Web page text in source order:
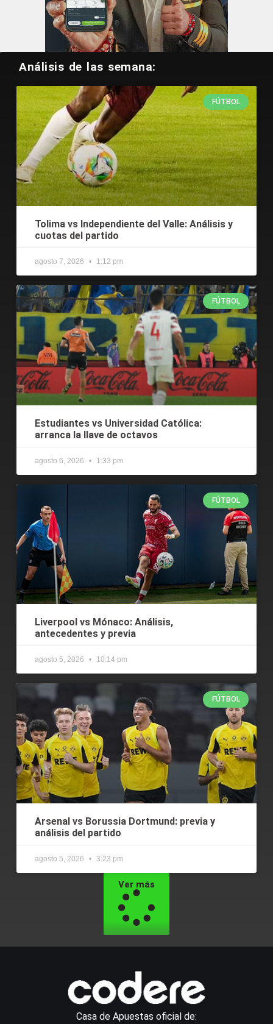
Análisis de las semana:
FÚTBOL
Tolima vs Independiente del Valle: Análisis y
cuotas del partido
agosto 7, 2026 1:12 pm
FÚTBOL
Estudiantes vs Universidad Católica:
arranca la llave de octavos
agosto 6, 2026 1:33 pm
FÚTBOL
Liverpool vs Mónaco: Análisis,
antecedentes y previa
agosto 5, 2026 10:14 pm
FÚTBOL
Arsenal vs Borussia Dortmund: previa y
análisis del partido
agosto 5, 2026 3:23 pm
Ver más
Casa de Apuestas oficial de: